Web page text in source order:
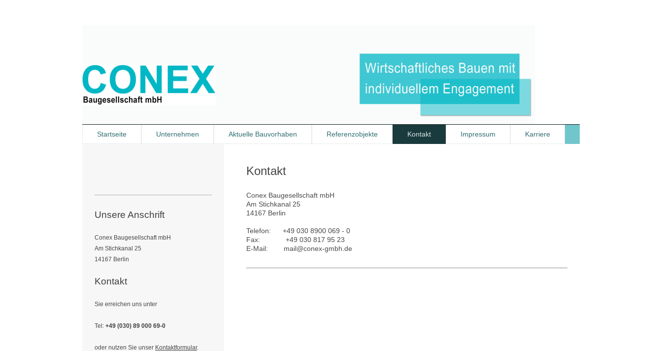
Startseite Unternehmen Aktuelle Bauvorhaben Referenzobjekte Kontakt Impressum Karriere
Kontakt
Conex Baugesellschaft mbH
Am Stichkanal 25
14167 Berlin
Telefon: +49 030 8900 069 - 0
Fax: +49 030 817 95 23
E-Mail: mail@conex-gmbh.de
Unsere Anschrift
Conex Baugesellschaft mbH
Am Stichkanal 25
14167 Berlin
Kontakt
Sie erreichen uns unter
Tel: +49 (030) 89 000 69-0
oder nutzen Sie unser Kontaktformular.